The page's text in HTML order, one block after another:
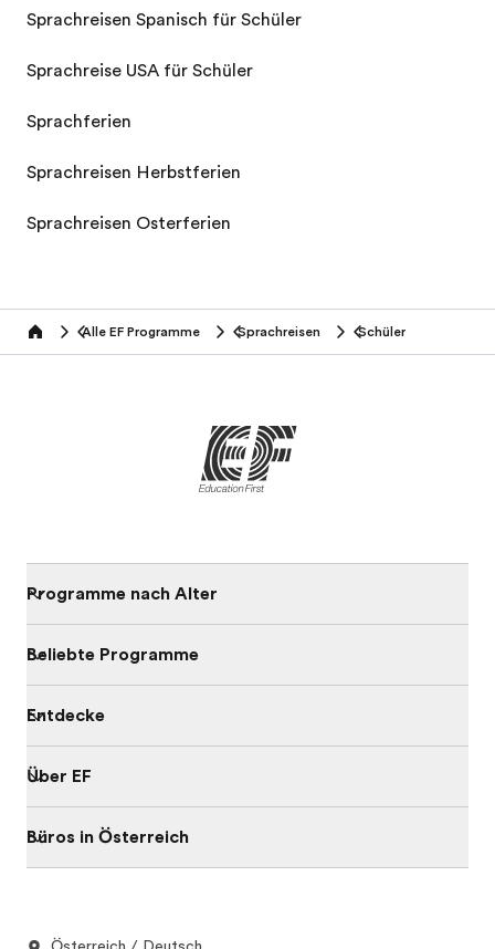
Sprachreisen Spanisch für Schüler
Sprachreise USA für Schüler
Sprachferien
Sprachreisen Herbstferien
Sprachreisen Osterferien
home Alle EF Programme Sprachreisen Schüler
Programme nach Alter
Beliebte Programme
Entdecke
Über EF
Büros in Österreich